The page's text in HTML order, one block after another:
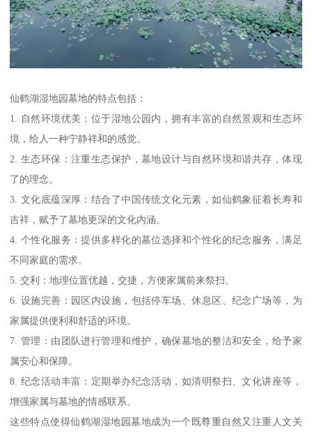
仙鹤湖湿地园墓地的特点包括：
1. 自然环境优美：位于湿地公园内，拥有丰富的自然景观和生态环
境，给人一种宁静祥和的感觉。
2. 生态环保：注重生态保护，墓地设计与自然环境和谐共存，体现
了的理念。
3. 文化底蕴深厚：结合了中国传统文化元素，如仙鹤象征着长寿和
吉祥，赋予了墓地更深的文化内涵。
4. 个性化服务：提供多样化的墓位选择和个性化的纪念服务，满足
不同家庭的需求。
5. 交利：地理位置优越，交捷，方便家属前来祭扫。
6. 设施完善：园区内设施，包括停车场、休息区、纪念广场等，为
家属提供便利和舒适的环境。
7. 管理：由团队进行管理和维护，确保墓地的整洁和安全，给予家
属安心和保障。
8. 纪念活动丰富：定期举办纪念活动，如清明祭扫、文化讲座等，
增强家属与墓地的情感联系。
这些特点使得仙鹤湖湿地园墓地成为一个既尊重自然又注重人文关